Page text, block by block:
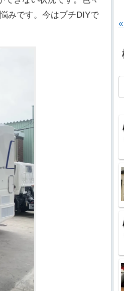
みです。今はプチDIYで